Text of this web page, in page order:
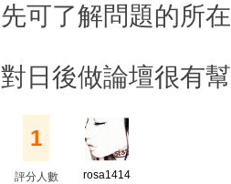
先可了解問題的所
對日後做論壇很有
1
評分人數 rosa1414